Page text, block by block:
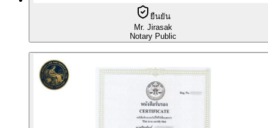
ยืนยัน
Mr. Jirasak
Notary Public